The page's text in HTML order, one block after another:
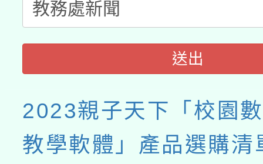
送出
2023親子天下「校園
教學軟體」產品選購清